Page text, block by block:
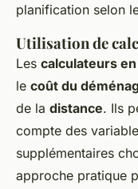
planification selon
Utilisation de
Les calculateurs
le coût du
de la distance. Ils
compte des
supplémentaires
approche pratique